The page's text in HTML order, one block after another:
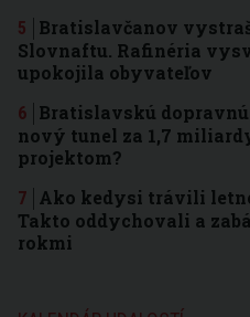
Bratislavčanov
Slovnaftu. Rafinéria
upokojila obyvateľov
Bratislavskú
nový tunel za 1,7
projektom?
Ako kedysi trávili
Takto oddychovali a
rokmi